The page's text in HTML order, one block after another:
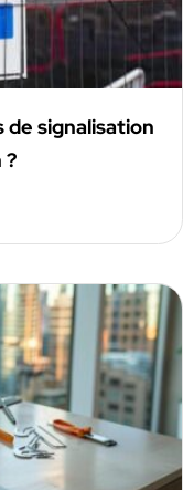
signalisation
?